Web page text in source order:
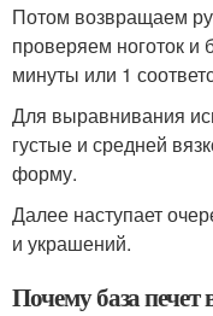
Потом возвращаем
проверяем ноготок и
минуты или 1
Для выравнивания
густые и средней
форму.
Далее наступает
и украшений.
Почему база печет